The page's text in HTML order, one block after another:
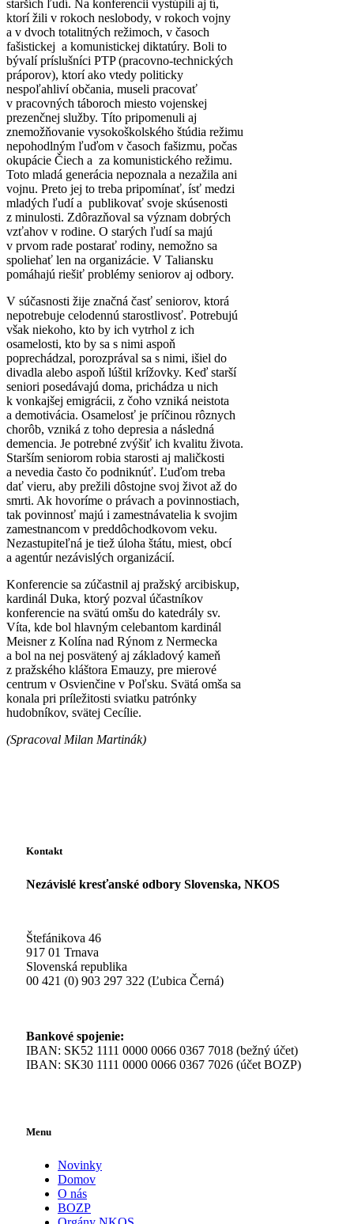
starších ľudí. Na konferencii vystúpili aj tí,
ktorí žili v rokoch neslobody, v rokoch vojny
a v dvoch totalitných režimoch, v časoch
fašistickej a komunistickej diktatúry. Boli to
bývalí príslušníci PTP (pracovno-technických
práporov), ktorí ako vtedy politicky
nespoľahliví občania, museli pracovať
v pracovných táboroch miesto vojenskej
prezenčnej služby. Títo pripomenuli aj
znemožňovanie vysokoškolského štúdia režimu
nepohodlným ľuďom v časoch fašizmu, počas
okupácie Čiech a za komunistického režimu.
Toto mladá generácia nepoznala a nezažila ani
vojnu. Preto jej to treba pripomínať, ísť medzi
mladých ľudí a publikovať svoje skúsenosti
z minulosti. Zdôrazňoval sa význam dobrých
vzťahov v rodine. O starých ľudí sa majú
v prvom rade postarať rodiny, nemožno sa
spoliehať len na organizácie. V Taliansku
pomáhajú riešiť problémy seniorov aj odbory.
V súčasnosti žije značná časť seniorov, ktorá
nepotrebuje celodennú starostlivosť. Potrebujú
však niekoho, kto by ich vytrhol z ich
osamelosti, kto by sa s nimi aspoň
poprechádzal, porozprával sa s nimi, išiel do
divadla alebo aspoň lúštil krížovky. Keď starší
seniori posedávajú doma, prichádza u nich
k vonkajšej emigrácii, z čoho vzniká neistota
a demotivácia. Osamelosť je príčinou rôznych
chorôb, vzniká z toho depresia a následná
demencia. Je potrebné zvýšiť ich kvalitu života.
Starším seniorom robia starosti aj maličkosti
a nevedia často čo podniknúť. Ľuďom treba
dať vieru, aby prežili dôstojne svoj život až do
smrti. Ak hovoríme o právach a povinnostiach,
tak povinnosť majú i zamestnávatelia k svojim
zamestnancom v preddôchodkovom veku.
Nezastupiteľná je tiež úloha štátu, miest, obcí
a agentúr nezávislých organizácií.
Konferencie sa zúčastnil aj pražský arcibiskup,
kardinál Duka, ktorý pozval účastníkov
konferencie na svätú omšu do katedrály sv.
Víta, kde bol hlavným celebantom kardinál
Meisner z Kolína nad Rýnom z Nermecka
a bol na nej posvätený aj základový kameň
z pražského kláštora Emauzy, pre mierové
centrum v Osvienčine v Poľsku. Svätá omša sa
konala pri príležitosti sviatku patrónky
hudobníkov, svätej Cecílie.
(Spracoval Milan Martinák)
Kontakt
Nezávislé kresťanské odbory Slovenska, NKOS
Štefánikova 46
917 01 Trnava
Slovenská republika
00 421 (0) 903 297 322 (Ľubica Černá)
Bankové spojenie:
IBAN: SK52 1111 0000 0066 0367 7018 (bežný účet)
IBAN: SK30 1111 0000 0066 0367 7026 (účet BOZP)
Menu
Novinky
Domov
O nás
BOZP